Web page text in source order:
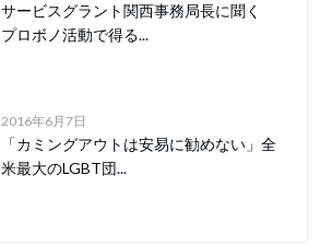
サービスグラント関西事務局長に聞く
プロボノ活動で得る...
2016年6月7日
「カミングアウトは安易に勧めない」全
米最大のLGBT団...